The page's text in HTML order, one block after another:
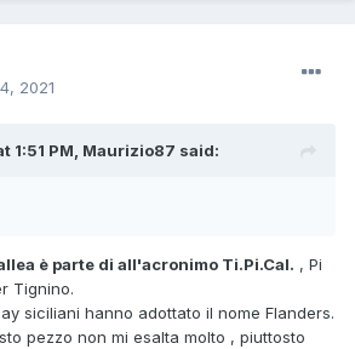
2021
1:51 PM, Maurizio87 said:
è parte di all'acronimo Ti.Pi.Cal. , Pi
Tignino.
siciliani hanno adottato il nome Flanders.
pezzo non mi esalta molto , piuttosto